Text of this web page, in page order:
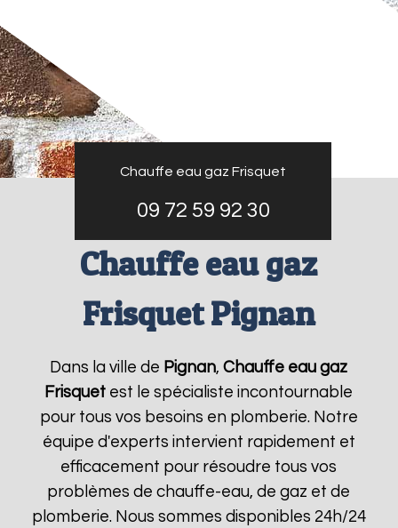
Chauffe eau gaz Frisquet
09 72 59 92 30
Chauffe eau gaz
Frisquet Pignan
Dans la ville de Pignan,Chauffe eau gaz
Frisquet est le spécialiste incontournable
pour tous vos besoins en plomberie. Notre
équipe d'experts intervient rapidement et
efficacement pour résoudre tous vos
problèmes de chauffe-eau, de gaz et de
plomberie. Nous sommes disponibles 24h/24